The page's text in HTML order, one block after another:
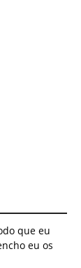
que eu
eu os